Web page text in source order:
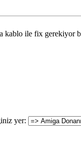
kablo ile fix gerekiyor
yer: